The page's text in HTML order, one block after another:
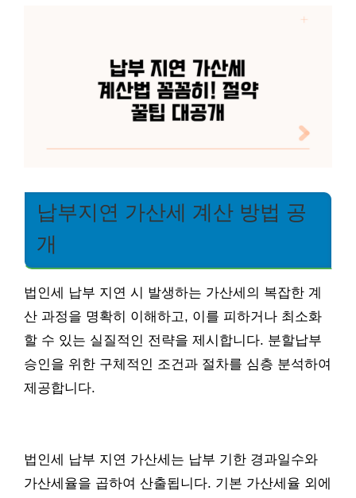
납부지연 가산세 계산 방법 공
개
법인세 납부 지연 시 발생하는 가산세의 복잡한 계
산 과정을 명확히 이해하고, 이를 피하거나 최소화
할 수 있는 실질적인 전략을 제시합니다. 분할납부
승인을 위한 구체적인 조건과 절차를 심층 분석하여
제공합니다.
법인세 납부 지연 가산세는 납부 기한 경과일수와
가산세율을 곱하여 산출됩니다. 기본 가산세율 외에